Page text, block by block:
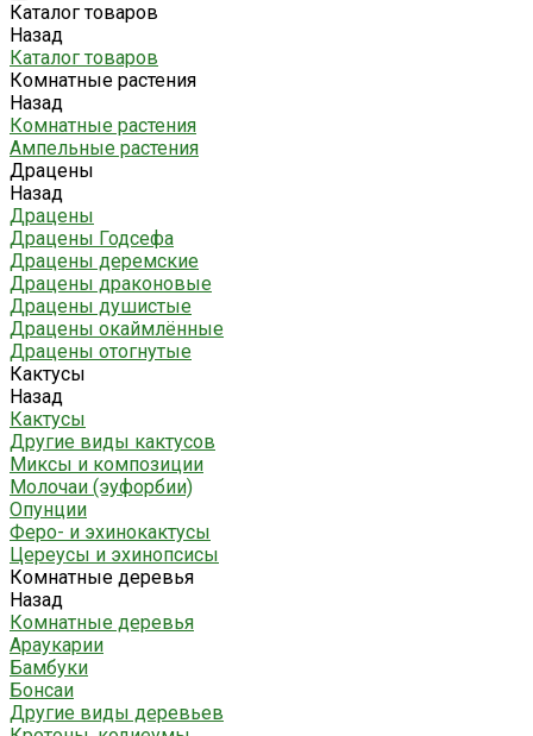
Каталог товаров
Назад
Каталог товаров
Комнатные растения
Назад
Комнатные растения
Ампельные растения
Драцены
Назад
Драцены
Драцены Годсефа
Драцены деремские
Драцены драконовые
Драцены душистые
Драцены окаймлённые
Драцены отогнутые
Кактусы
Назад
Кактусы
Другие виды кактусов
Миксы и композиции
Молочаи (эуфорбии)
Опунции
Феро- и эхинокактусы
Цереусы и эхинопсисы
Комнатные деревья
Назад
Комнатные деревья
Араукарии
Бамбуки
Бонсаи
Другие виды деревьев